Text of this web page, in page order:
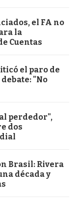
el FA no
la
Cuentas
el paro de
"No
perdedor",
dos
Brasil: Rivera
década y